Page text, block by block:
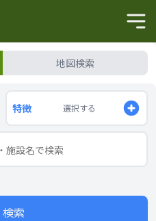
地図検索
特徴 選択する
検索